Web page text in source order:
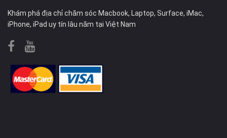
Khám phá địa chỉ chăm sóc Macbook, Laptop, Surface, iMac,
iPhone, iPad uy tín lâu năm tại Việt Nam